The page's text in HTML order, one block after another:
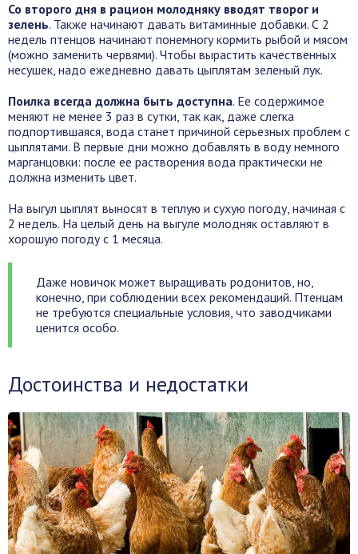
Со второго дня в рацион молодняку вводят творог и
зелень. Также начинают давать витаминные добавки. С 2
недель птенцов начинают понемногу кормить рыбой и мясом
(можно заменить червями). Чтобы вырастить качественных
несушек, надо ежедневно давать цыплятам зеленый лук.
Поилка всегда должна быть доступна. Ее содержимое
меняют не менее 3 раз в сутки, так как, даже слегка
подпортившаяся, вода станет причиной серьезных проблем с
цыплятами. В первые дни можно добавлять в воду немного
марганцовки: после ее растворения вода практически не
должна изменить цвет.
На выгул цыплят выносят в теплую и сухую погоду, начиная с
2 недель. На целый день на выгуле молодняк оставляют в
хорошую погоду с 1 месяца.
Даже новичок может выращивать родонитов, но,
конечно, при соблюдении всех рекомендаций. Птенцам
не требуются специальные условия, что заводчиками
ценится особо.
Достоинства и недостатки